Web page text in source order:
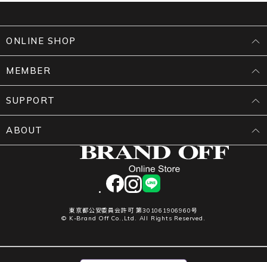
facebookinstagram
LINE
東京都公安委員会許可 第301061906960号
© K-Brand Off Co.,Ltd. All Rights Reserved.
ONLINE SHOP
MEMBER
SUPPORT
ABOUT